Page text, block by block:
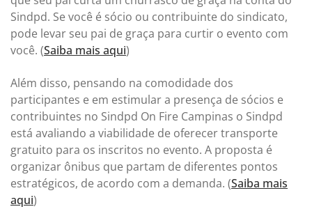
Sindpd. Se você é sócio ou contribuinte do sindicato,
pode levar seu pai de graça para curtir o evento com
você. (Saiba mais aqui)
Além disso, pensando na comodidade dos
participantes e em estimular a presença de sócios e
contribuintes no Sindpd On Fire Campinas o Sindpd
está avaliando a viabilidade de oferecer transporte
gratuito para os inscritos no evento. A proposta é
organizar ônibus que partam de diferentes pontos
estratégicos, de acordo com a demanda. (Saiba mais
aqui)